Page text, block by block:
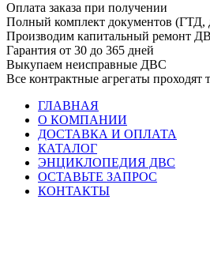
Оплата заказа при получении
Полный комплект документов (ГТД,
Производим капитальный ремонт
Гарантия от 30 до 365 дней
Выкупаем неисправные ДВС
Все контрактные агрегаты проходят
ГЛАВНАЯ
О КОМПАНИИ
ДОСТАВКА И ОПЛАТА
КАТАЛОГ
ЭНЦИКЛОПЕДИЯ ДВС
ОСТАВЬТЕ ЗАПРОС
КОНТАКТЫ